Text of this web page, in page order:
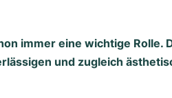
immer eine wichtige Rolle.
und zugleich